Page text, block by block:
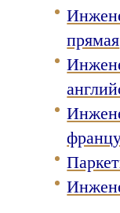
прямая